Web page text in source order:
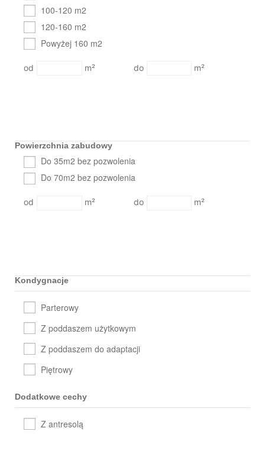
100-120 m2
120-160 m2
Powyżej 160 m2
m² m²
Powierzchnia zabudowy
Do 35m2 bez pozwolenia
Do 70m2 bez pozwolenia
m² m²
Kondygnacje
Parterowy
Piętrowy
Z poddaszem do adaptacji
Z poddaszem użytkowym
Dodatkowe cechy
Z antresolą